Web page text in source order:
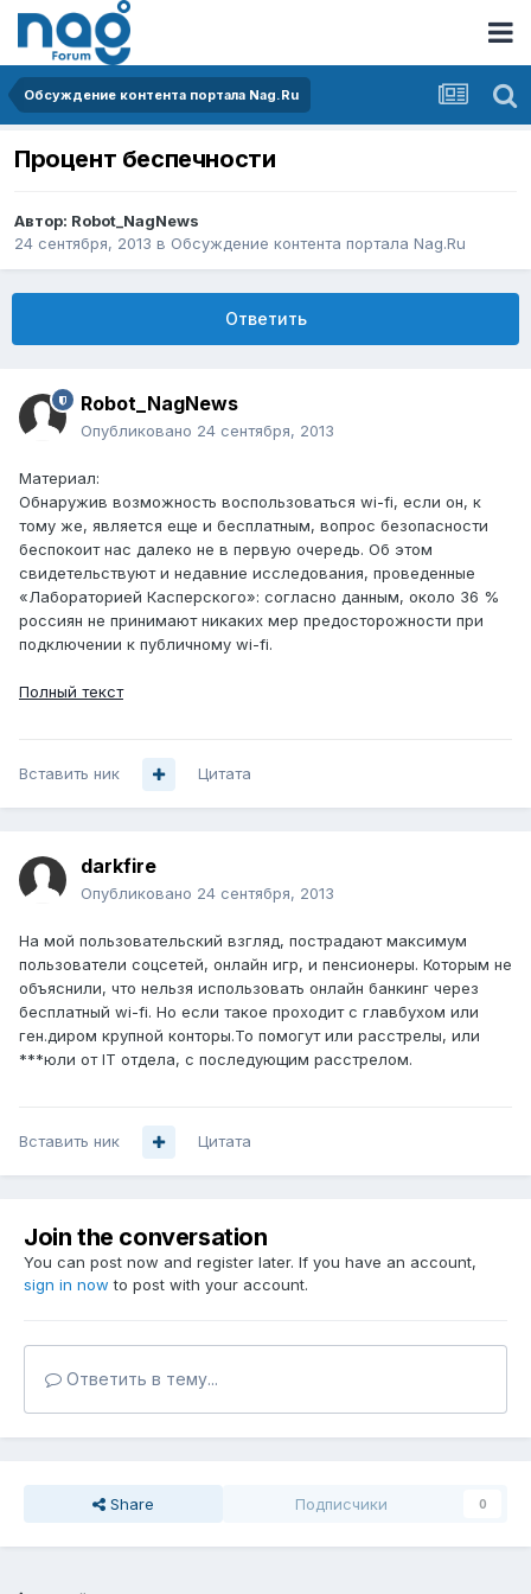
Обсуждение контента портала Nag.Ru
Процент беспечности
Автор: Robot_NagNews
24 сентября, 2013 в Обсуждение контента портала Nag.Ru
Ответить
Robot_NagNews
Опубликовано 24 сентября, 2013
Материал:
Обнаружив возможность воспользоваться wi-fi, если он, к
тому же, является еще и бесплатным, вопрос безопасности
беспокоит нас далеко не в первую очередь. Об этом
свидетельствуют и недавние исследования, проведенные
«Лабораторией Касперского»: согласно данным, около 36 %
россиян не принимают никаких мер предосторожности при
подключении к публичному wi-fi.
Полный текст
Вставить ник Цитата
darkfire
Опубликовано 24 сентября, 2013
На мой пользовательский взгляд, пострадают максимум
пользователи соцсетей, онлайн игр, и пенсионеры. Которым не
объяснили, что нельзя использовать онлайн банкинг через
бесплатный wi-fi. Но если такое проходит с главбухом или
ген.диром крупной конторы.То помогут или расстрелы, или
***юли от IT отдела, с последующим расстрелом.
Вставить ник Цитата
Join the conversation
You can post now and register later. If you have an account,
sign in now to post with your account.
Ответить в тему...
Share Подписчики 0